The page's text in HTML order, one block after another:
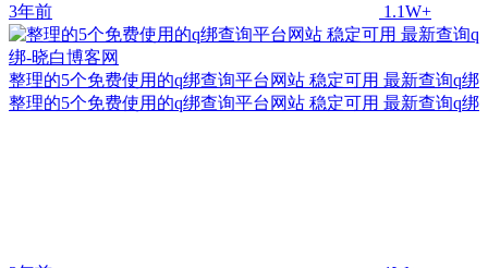
3年前 1.1W+
整理的5个免费使用的q绑查询平台网站 稳定可用 最新查询q绑
整理的5个免费使用的q绑查询平台网站 稳定可用 最新查询q绑